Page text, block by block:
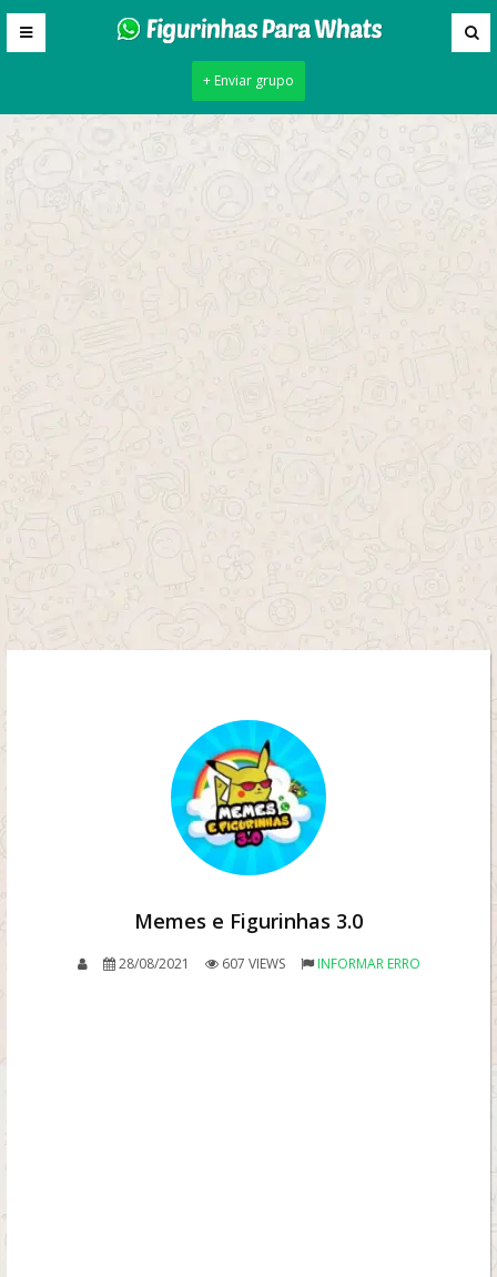
+ Enviar grupo
Memes e Figurinhas 3.0
28/08/2021 607 VIEWS INFORMAR ERRO